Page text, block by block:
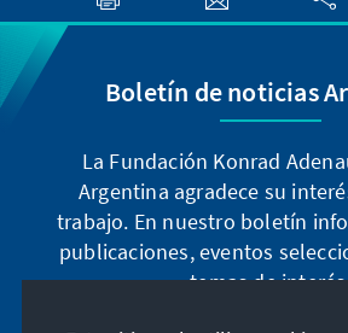
Boletín de noticias
La Fundación Konrad
Argentina agradece su
trabajo. En nuestro boletín
publicaciones, eventos
temas de